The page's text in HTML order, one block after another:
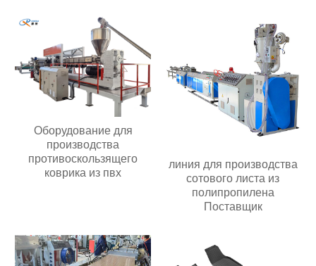
Оборудование для
производства
противоскользящего
коврика из пвх
линия для производства
сотового листа из
полипропилена
Поставщик